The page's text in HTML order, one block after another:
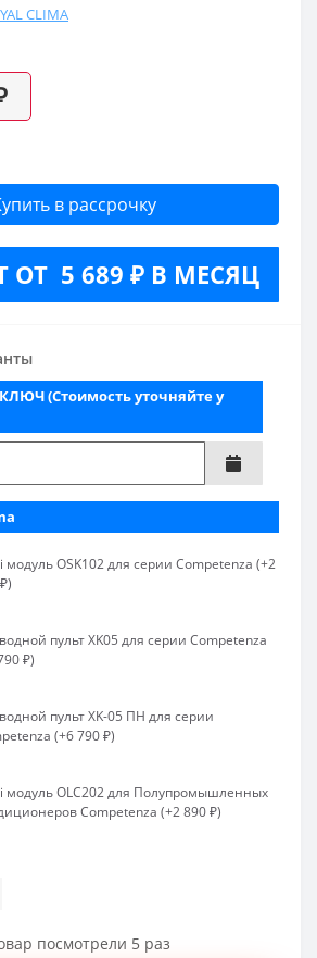
CLIMA
в рассрочку
ОТ 5 689 ₽ В МЕСЯЦ
(Стоимость уточняйте у
модуль OSK102 для серии Competenza (+2
пульт XK05 для серии Competenza
₽)
пульт XK-05 ПН для серии
(+6 790 ₽)
модуль OLC202 для Полупромышленных
Competenza (+2 890 ₽)
посмотрели 5 раз